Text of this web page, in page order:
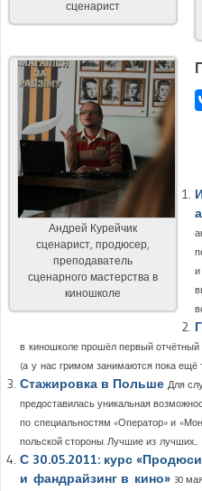
сценарист
Андрей Курейчик
сценарист, продюсер,
преподаватель
сценарного мастерства в
киношколе
и
в киношколе прошёл первый отчётный
(а у нас гримом занимаются пока ещё
Стажировка в Польше Для
предоставилась уникальная
по специальностям «Оператор» и
польской стороны. Лучшие из лучших...
С 30.05.2011: курс
и фандрайзинг в кино» 30